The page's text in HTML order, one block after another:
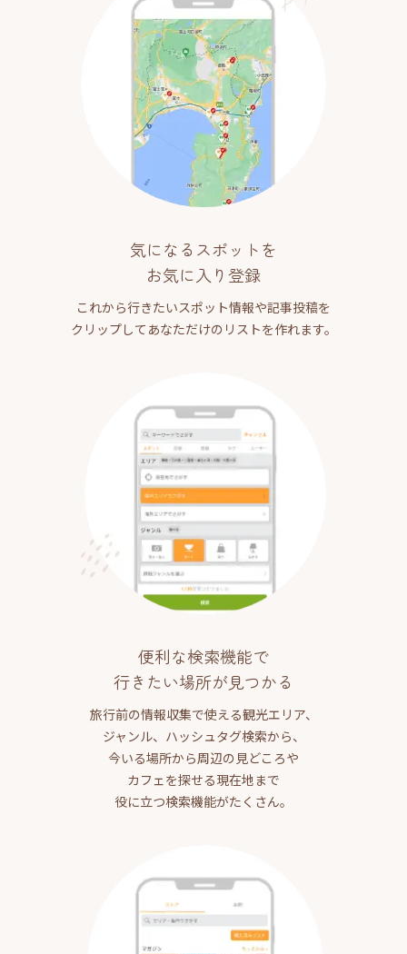
気になるスポットを
お気に入り登録
これから行きたいスポット情報や記事投稿を
クリップしてあなただけのリストを作れます。
便利な検索機能で
行きたい場所が見つかる
旅行前の情報収集で使える観光エリア、
ジャンル、ハッシュタグ検索から、
今いる場所から周辺の見どころや
カフェを探せる現在地まで
役に立つ検索機能がたくさん。